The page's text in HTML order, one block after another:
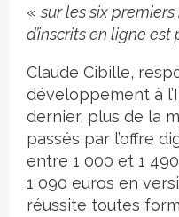
«sur les six
d’inscrits en ligne est
Claude Cibille,
développement à
dernier, plus de la
passés par l’offre
entre 1 000 et 1
1 090 euros en
réussite toutes